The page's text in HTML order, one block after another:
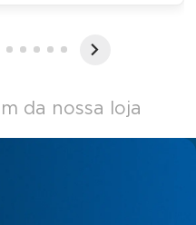
da nossa loja